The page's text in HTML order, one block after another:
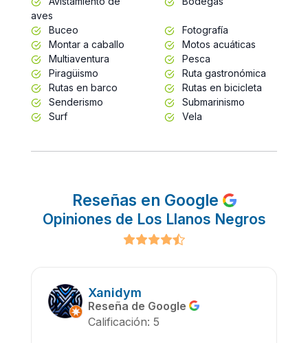
aves
Buceo
Fotografía
Montar a caballo
Motos acuáticas
Multiaventura
Pesca
Piragüismo
Ruta gastronómica
Rutas en barco
Rutas en bicicleta
Senderismo
Submarinismo
Surf
Vela
Reseñas en Google
Opiniones de Los Llanos Negros
Xanidym
Reseña de Google
Calificación: 5